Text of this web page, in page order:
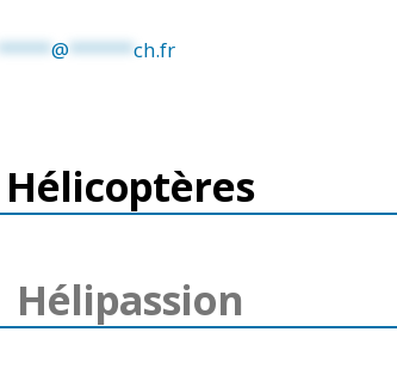
*****@******ch.fr
Hélicoptères
Hélipassion